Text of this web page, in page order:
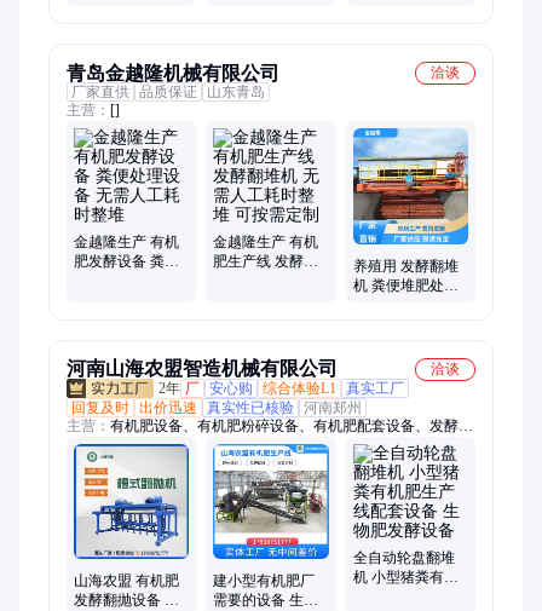
青岛金越隆机械有限公司
洽谈
厂家直供 品质保证
山东青岛
主营： []
金越隆生产 有机
肥发酵设备 粪便
金越隆生产 有机
肥生产线 发酵翻
养殖用 发酵翻堆
机 粪便堆肥处理
河南山海农盟智造机械有限公司
洽谈
2年 厂 安心购 综合体验L1
真实工厂
回复及时 出价迅速 真实性已核验 河南郑州
主营： 有机肥设备、有机肥粉碎设备、有机肥配套设备、发酵翻
堆设备、有机肥生产线设备
山海农盟 有机肥
发酵翻抛设备 槽
建小型有机肥厂
需要的设备 生物
全自动轮盘翻堆
机 小型猪粪有机